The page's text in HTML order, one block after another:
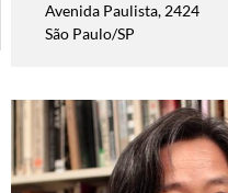
Avenida Paulista, 2424
São Paulo/SP